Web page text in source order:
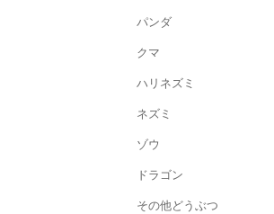
パンダ
クマ
ハリネズミ
ネズミ
ゾウ
ドラゴン
その他どうぶつ